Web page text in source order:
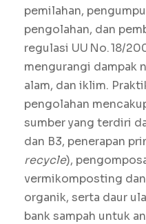
pemilahan,
pengolahan, dan
regulasi UU No. 18/
mengurangi dampak
alam, dan iklim.
pengolahan
sumber yang terdiri
dan B3, penerapan
recycle),
vermikomposting
organik, serta daur
bank sampah untuk